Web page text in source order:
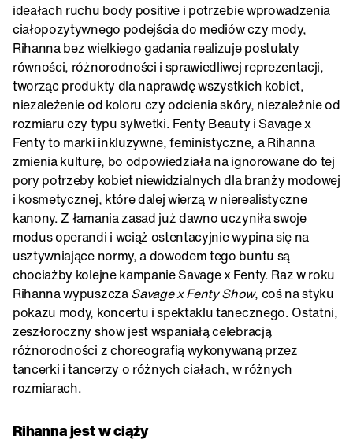
ideałach ruchu body positive i potrzebie wprowadzenia
ciałopozytywnego podejścia do mediów czy mody,
Rihanna bez wielkiego gadania realizuje postulaty
równości, różnorodności i sprawiedliwej reprezentacji,
tworząc produkty dla naprawdę wszystkich kobiet,
niezależenie od koloru czy odcienia skóry, niezależnie od
rozmiaru czy typu sylwetki. Fenty Beauty i Savage x
Fenty to marki inkluzywne, feministyczne, a Rihanna
zmienia kulturę, bo odpowiedziała na ignorowane do tej
pory potrzeby kobiet niewidzialnych dla branży modowej
i kosmetycznej, które dalej wierzą w nierealistyczne
kanony. Z łamania zasad już dawno uczyniła swoje
modus operandi i wciąż ostentacyjnie wypina się na
usztywniające normy, a dowodem tego buntu są
chociażby kolejne kampanie Savage x Fenty. Raz w roku
Rihanna wypuszczaSavage x Fenty Show, coś na styku
pokazu mody, koncertu i spektaklu tanecznego. Ostatni,
zeszłoroczny show jest wspaniałą celebracją
różnorodności z choreografią wykonywaną przez
tancerki i tancerzy o różnych ciałach, w różnych
rozmiarach.
Rihanna jest w ciąży